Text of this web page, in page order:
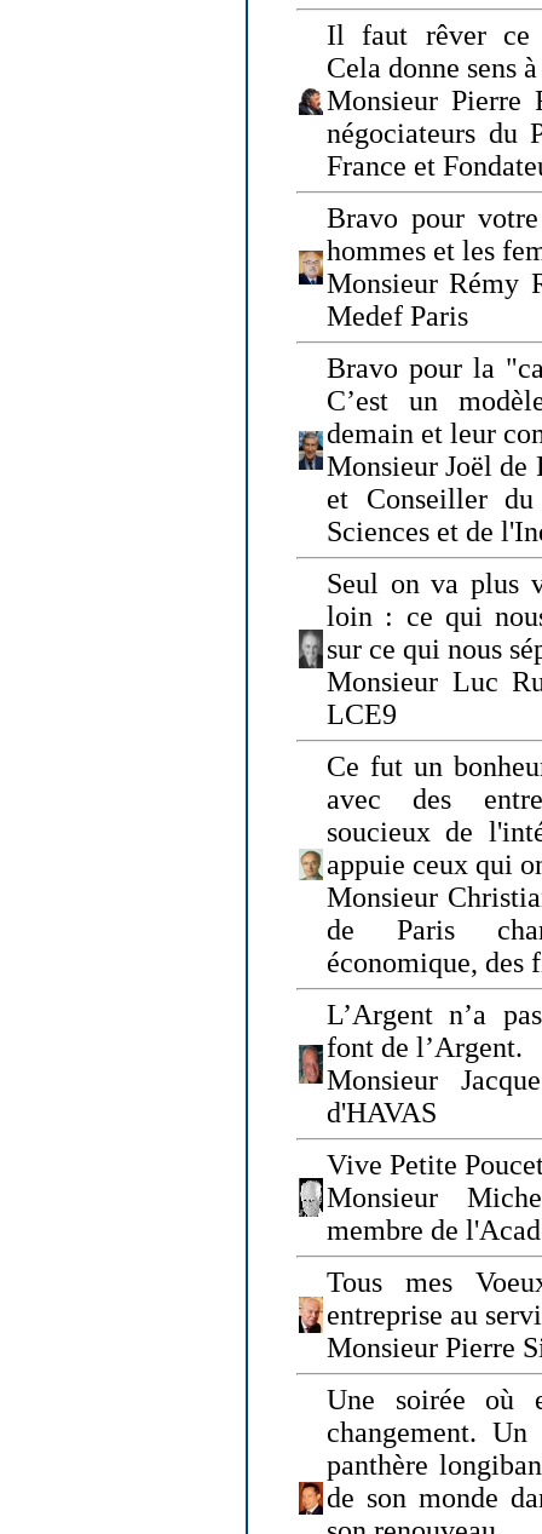
Il faut rêver ce
Cela donne sens
Monsieur Pierre
négociateurs du
France et
Bravo pour
hommes et les
Monsieur Rémy
Medef Paris
Bravo pour la
C’est un
demain et leur
Monsieur Joël de
et Conseiller
Sciences et de
Seul on va plus
loin : ce qui
sur ce qui nous
Monsieur Luc
LCE9
Ce fut un
avec des
soucieux de
appuie ceux qui
Monsieur
de Paris
économique, des
L’Argent n’a
font de l’Argent.
Monsieur
d'HAVAS
Vive Petite
Monsieur
membre de
Tous mes
entreprise au
Monsieur Pierre
Une soirée où
changement.
panthère
de son monde